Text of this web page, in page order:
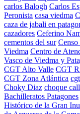
carlos Balogh Carlos
Peronista casa viedma
caza de jabali en
cazadores Ceferino
cementos del sur Censo
Viedma Centro de
Vasco de Viedma y
CGT Alto Valle CGT
CGT Zona Atlántica
Choky Diaz choque
Bachilleratos Patagones
Histórico de la Gran